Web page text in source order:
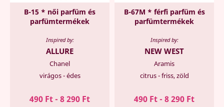
B-15 * női parfüm és
parfümtermékek
Inspired by:
ALLURE
Chanel
virágos - édes
490 Ft - 8 290 Ft
B-67M * férfi parfüm és
parfümtermékek
Inspired by:
NEW WEST
Aramis
citrus - friss, zöld
490 Ft - 8 290 Ft